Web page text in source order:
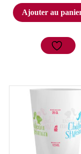
Ajouter au